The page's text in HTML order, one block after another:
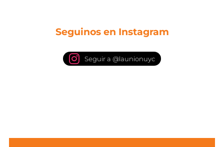
Seguinos en Instagram
Seguir a @launionuyc